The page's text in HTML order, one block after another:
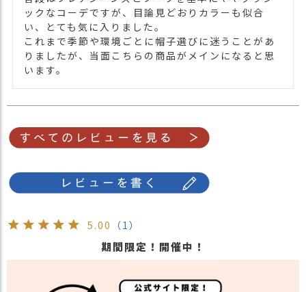
軽にお問い合わせ下さい。
関連商品
他の人気ルーズターバンはこちら
ターバン・ターバンヘアバンドTOPはこち
【カラー バリエーション】
・ブラック 黒色 BLACK
・レッド 赤色 RED
ックなコーデですが、目論見どおりカラーも似合
い、とても気に入りました。
これまで季節や環境ごとに帽子選びに迷うことがあ
りましたが、当面こちらの商品がメインになると思
います。
5.00 （1）
期間限定！開催中！